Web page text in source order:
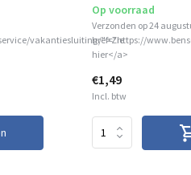
vakantiesluiting/">Zie
Op voorraad
Verzonden op 24
href="https://
hier</a>
€1,49
Incl. btw